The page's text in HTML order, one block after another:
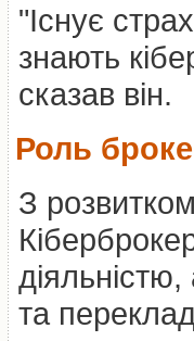
"Існує
знають
сказав він.
Роль
З
та